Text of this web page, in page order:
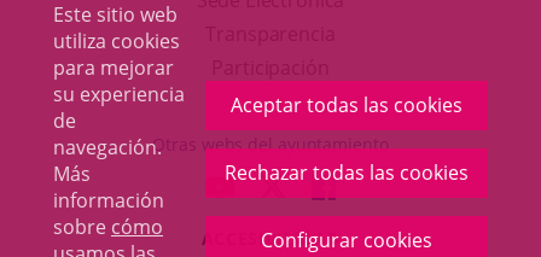
Este sitio web
utiliza cookies
para mejorar
su experiencia
de
navegación.
Más
información
sobre cómo
Aceptar todas las cookies
Rechazar todas las cookies
Configurar cookies
en
una
ventana
nueva.
aplicación
externa.
Otras webs del ayuntamiento
ENLACE
A
UNA
ENLACE
A
UNA
ENLACE
A
UNA
ACCESIBILIDAD